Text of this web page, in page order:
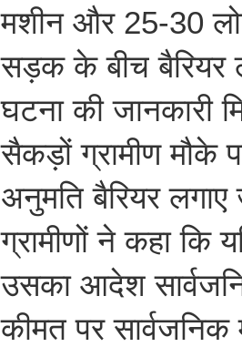
मशीन और 25-30
सड़क के बीच बैरियर
घटना की जानकारी
सैकड़ों ग्रामीण मौके
अनुमति बैरियर लगाए
ग्रामीणों ने कहा कि
उसका आदेश
कीमत पर सार्वजनिक